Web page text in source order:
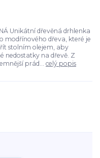
Unikátní dřevěná drhlenka
modřínového dřeva, které je
stolním olejem, aby
nedostatky na dřevě. Z
prád... celý popis